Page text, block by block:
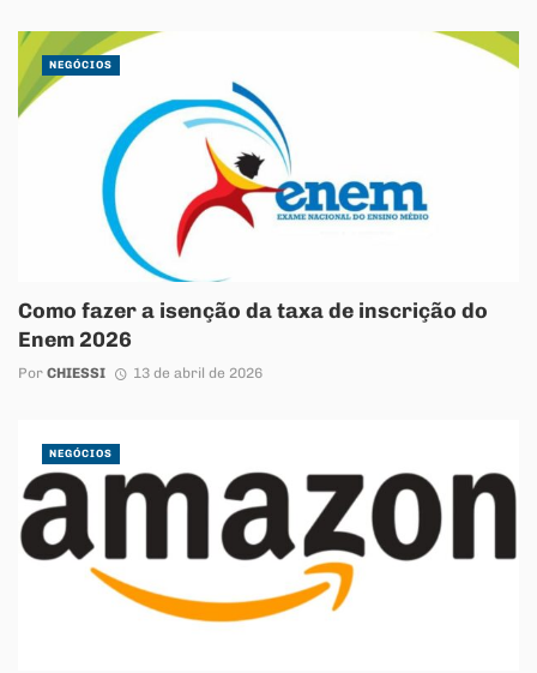
Como fazer a isenção da taxa de inscrição do
Enem 2026
Por CHIESSI 13 de abril de 2026
NEGÓCIOS
NEGÓCIOS